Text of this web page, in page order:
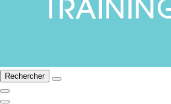
Rechercher